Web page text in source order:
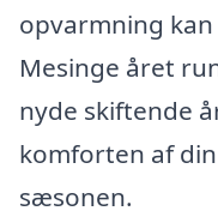
opvarmning
Mesinge året
nyde skiftende
komforten af
sæsonen.